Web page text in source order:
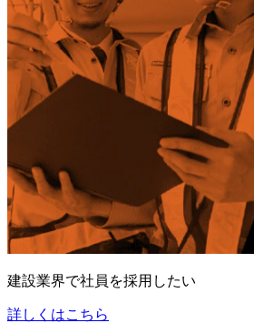
建設業界で社員を採用したい
詳しくはこちら